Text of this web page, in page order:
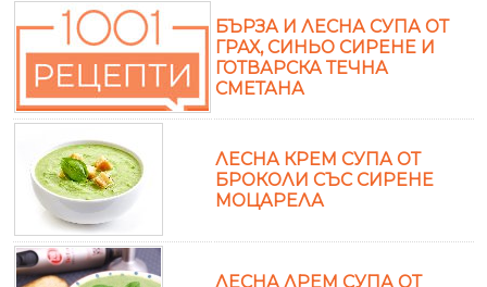
БЪРЗА И ЛЕСНА СУПА ОТ
ГРАХ, СИНЬО СИРЕНЕ И
ГОТВАРСКА ТЕЧНА
СМЕТАНА
ЛЕСНА КРЕМ СУПА ОТ
БРОКОЛИ СЪС СИРЕНЕ
МОЦАРЕЛА
ЛЕСНА ЛРЕМ СУПА ОТ